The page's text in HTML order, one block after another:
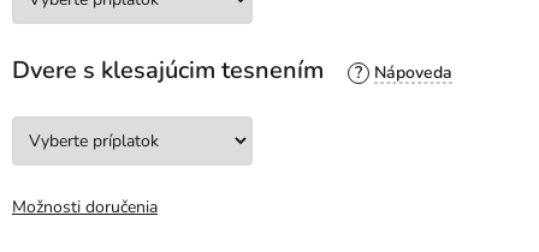
Dvere s klesajúcim tesnením ?
Možnosti doručenia